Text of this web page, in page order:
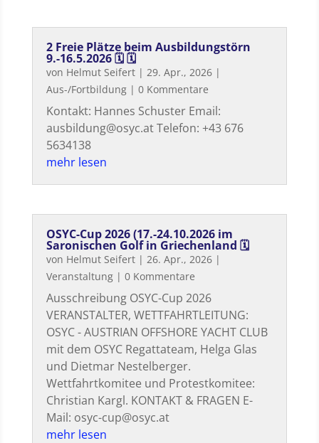
2 Freie Plätze beim Ausbildungstörn
9.-16.5.2026 🗓 🗓
von Helmut Seifert| 29. Apr., 2026|
Aus-/Fortbildung| 0 Kommentare
Kontakt: Hannes Schuster Email:
ausbildung@osyc.at Telefon: +43 676
5634138
mehr lesen
OSYC-Cup 2026 (17.-24.10.2026 im
Saronischen Golf in Griechenland 🗓
von Helmut Seifert| 26. Apr., 2026|
Veranstaltung| 0 Kommentare
Ausschreibung OSYC-Cup 2026
VERANSTALTER, WETTFAHRTLEITUNG:
OSYC - AUSTRIAN OFFSHORE YACHT CLUB
mit dem OSYC Regattateam, Helga Glas
und Dietmar Nestelberger.
Wettfahrtkomitee und Protestkomitee:
Christian Kargl. KONTAKT & FRAGEN E-
Mail: osyc-cup@osyc.at
mehr lesen